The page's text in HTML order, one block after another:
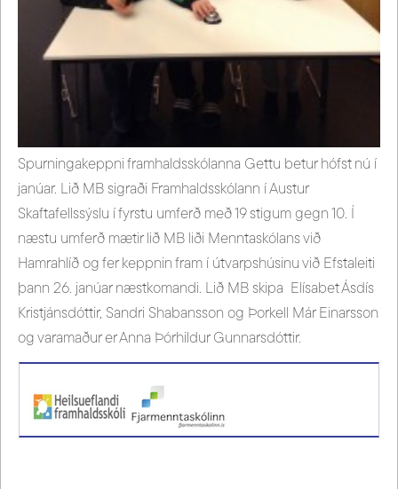
Spurningakeppni framhaldsskólanna Gettu betur hófst nú í
janúar. Lið MB sigraði Framhaldsskólann í Austur
Skaftafellssýslu í fyrstu umferð með 19 stigum gegn 10. Í
næstu umferð mætir lið MB liði Menntaskólans við
Hamrahlíð og fer keppnin fram í útvarpshúsinu við Efstaleiti
þann 26. janúar næstkomandi. Lið MB skipa Elísabet Ásdís
Kristjánsdóttir, Sandri Shabansson og Þorkell Már Einarsson
og varamaður er Anna Þórhildur Gunnarsdóttir.